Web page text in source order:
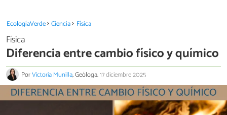
EcologíaVerde Ciencia Física
Física
Diferencia entre cambio físico y químico
PorVictoria Munilla, Geóloga.17 diciembre 2025